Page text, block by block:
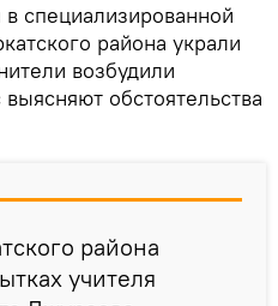
специализированной
района украли
возбудили
обстоятельства
района
учителя